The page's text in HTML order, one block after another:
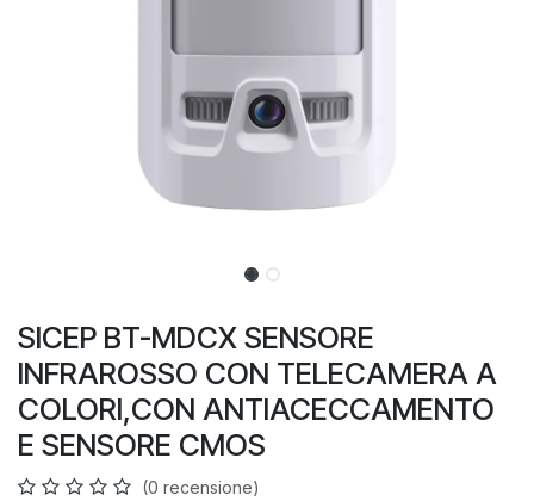
SICEP BT-MDCX SENSORE
INFRAROSSO CON TELECAMERA A
COLORI,CON ANTIACECCAMENTO
E SENSORE CMOS
(0 recensione)